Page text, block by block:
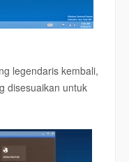
legendaris kembali,
disesuaikan untuk